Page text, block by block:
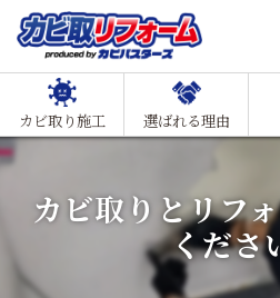
カビ取り施工 選ばれる理由
カビ取りとリフ
くださ